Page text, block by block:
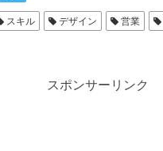
スキル デザイン 営業
スポンサーリンク